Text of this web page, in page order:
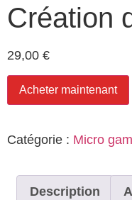
Création
29,00 €
Acheter maintenant
Catégorie : Micro
Description